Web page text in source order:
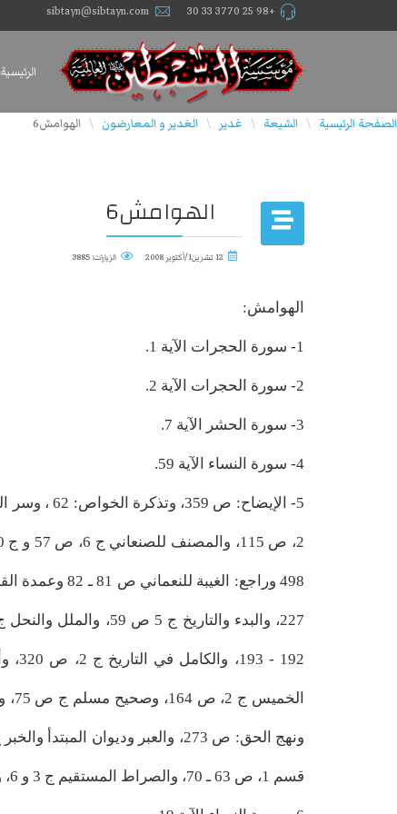
+98 25 3770 33 30
sibtayn@sibtayn.com
الرئيسية
الصفحة الرئيسية \ الشيعة \ غدير \ الغدیر و المعارضون \ الهوامش6
الهوامش6
12 تشرين1/أكتوير 2008 الزيارات: 3885
الهوامش:
1- سورة الحجرات الآية 1.
2- سورة الحجرات الآية 2.
3- سورة الحشر الآية 7.
4- سورة النساء الآية 59.
قسم 1، ص 63 ـ 70، والصراط المستقيم ج 3 و 6، والمراجعات: 353، والنص والإجتهاد: 149 ـ 163.